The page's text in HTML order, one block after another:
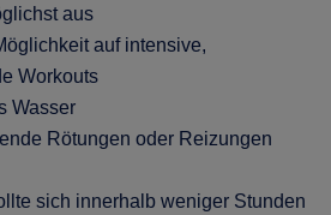
aus
auf intensive,
Workouts
Wasser
Rötungen oder Reizungen
sich innerhalb weniger Stunden